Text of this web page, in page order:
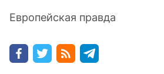
Европейская правда